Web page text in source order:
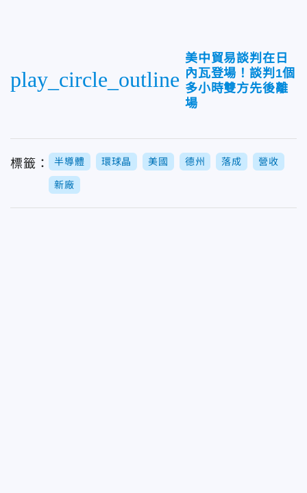
play_circle_outline
美中貿易談判在日
內瓦登場！談判1個
多小時雙方先後離
場
標籤： 半導體 環球晶 美國 德州 落成 營收
新廠